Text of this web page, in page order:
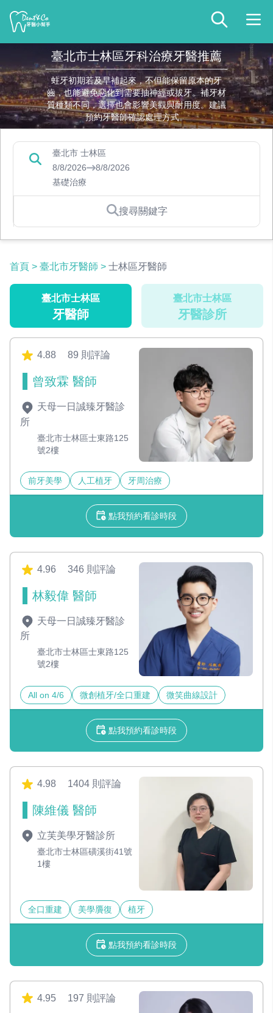
臺北市士林區牙科治療牙醫推薦
蛀牙初期若及早補起來，不但能保留原本的牙
齒，也能避免惡化到需要抽神經或拔牙。補牙材
質種類不同，選擇也會影響美觀與耐用度。建議
預約牙醫師確認處理方式。
臺北市 士林區
8/8/2026
8/8/2026
基礎治療
搜尋關鍵字
首頁 > 臺北市牙醫師 > 士林區牙醫師
臺北市士林區
牙醫師
臺北市士林區
牙醫診所
4.88 89 則評論
曾致霖 醫師
天母一日誠臻牙醫診
所
臺北市士林區士東路125
號2樓
前牙美學 人工植牙 牙周治療
點我預約看診時段
4.96 346 則評論
林毅偉 醫師
天母一日誠臻牙醫診
所
臺北市士林區士東路125
號2樓
All on 4/6 微創植牙/全口重建 微笑曲線設計
點我預約看診時段
4.98 1404 則評論
陳維儀 醫師
立芙美學牙醫診所
臺北市士林區磺溪街41號
1樓
全口重建 美學贗復 植牙
點我預約看診時段
4.95 197 則評論